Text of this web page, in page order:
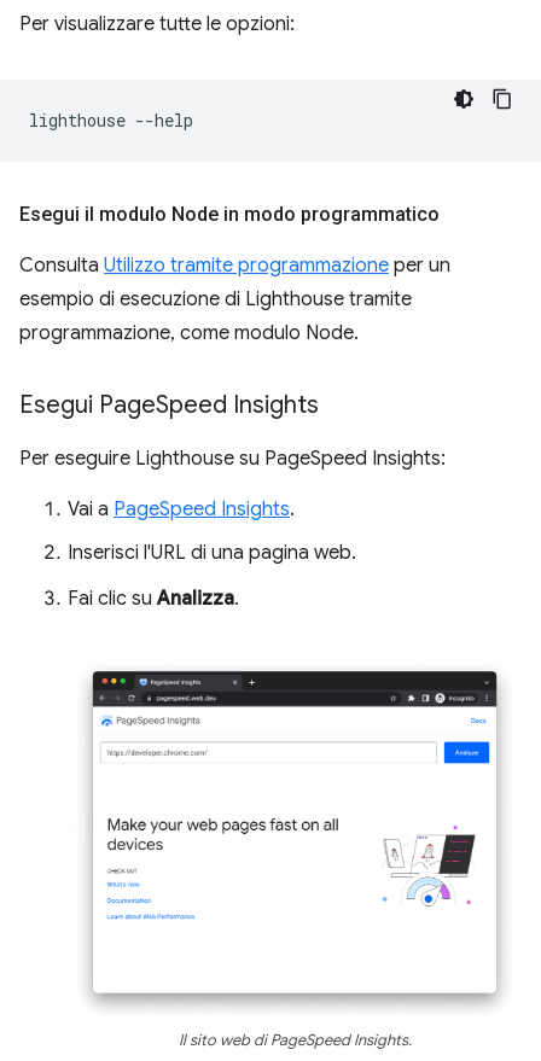
Per visualizzare tutte le opzioni:
lighthouse
Esegui il modulo Node in modo programmatico
Consulta Utilizzo tramite programmazione per un
esempio di esecuzione di Lighthouse tramite
programmazione, come modulo Node.
Esegui PageSpeed Insights
Per eseguire Lighthouse su PageSpeed Insights:
Vai a PageSpeed Insights.
Inserisci l'URL di una pagina web.
Fai clic suAnalizza.
Il sito web di PageSpeed Insights.